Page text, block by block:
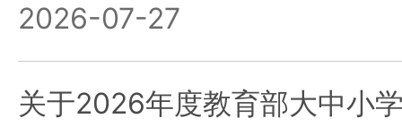
2026-07-27
关于2026年度教育部大中小